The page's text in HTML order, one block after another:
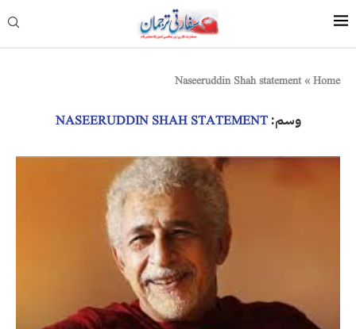
Home
»
Naseeruddin Shah statement
وسم:NASEERUDDIN SHAH STATEMENT